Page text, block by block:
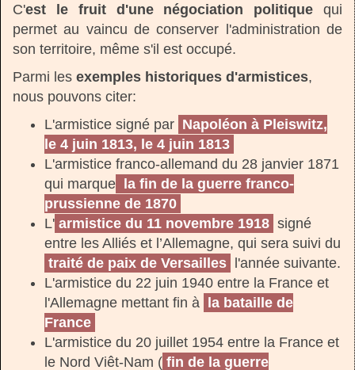
C'est le fruit d'une négociation politique qui
permet au vaincu de conserver l'administration de
son territoire, même s'il est occupé.
Parmi les exemples historiques d'armistices,
nous pouvons citer:
L'armistice signé par Napoléon à Pleiswitz,
le 4 juin 1813, le 4 juin 1813
L'armistice franco-allemand du 28 janvier 1871
qui marque la fin de la guerre franco-
prussienne de 1870
L' armistice du 11 novembre 1918 signé
entre les Alliés et l’Allemagne, qui sera suivi du
traité de paix de Versailles l'année suivante.
L'armistice du 22 juin 1940 entre la France et
l'Allemagne mettant fin à la bataille de
France
L'armistice du 20 juillet 1954 entre la France et
le Nord Viêt-Nam ( fin de la guerre